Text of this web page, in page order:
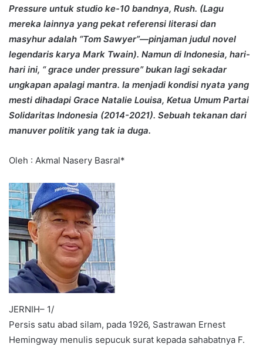
Pressure untuk studio ke-10 bandnya, Rush. (Lagu
mereka lainnya yang pekat referensi literasi dan
masyhur adalah “Tom Sawyer”—pinjaman judul novel
legendaris karya Mark Twain). Namun di Indonesia, hari-
hari ini, “ grace under pressure” bukan lagi sekadar
ungkapan apalagi mantra. Ia menjadi kondisi nyata yang
mesti dihadapi Grace Natalie Louisa, Ketua Umum Partai
Solidaritas Indonesia (2014-2021). Sebuah tekanan dari
manuver politik yang tak ia duga.
Oleh : Akmal Nasery Basral*
JERNIH– 1/
Persis satu abad silam, pada 1926, Sastrawan Ernest
Hemingway menulis sepucuk surat kepada sahabatnya F.